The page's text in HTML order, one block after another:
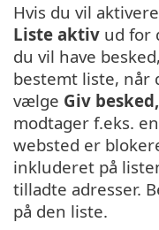
Hvis du vil
Liste aktiv ud for
du vil have
bestemt liste, når
vælge Giv
modtager f.eks.
websted er
inkluderet på
tilladte adresser.
på den liste.